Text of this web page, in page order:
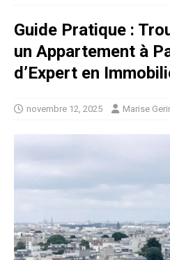
Guide Pratique :
un Appartement à
d’Expert en
novembre 12, 2025 Marise